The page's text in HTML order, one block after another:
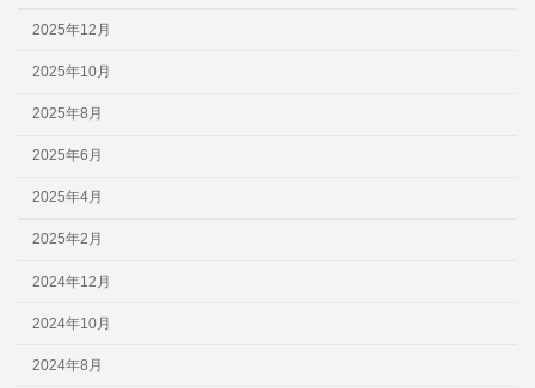
2025年12月
2025年10月
2025年8月
2025年6月
2025年4月
2025年2月
2024年12月
2024年10月
2024年8月